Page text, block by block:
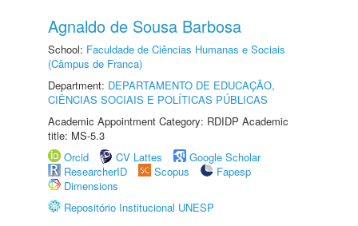
Agnaldo de Sousa Barbosa
School: Faculdade de Ciências Humanas e Sociais
(Câmpus de Franca)
Department: DEPARTAMENTO DE EDUCAÇÃO,
CIÊNCIAS SOCIAIS E POLÍTICAS PÚBLICAS
Academic Appointment Category: RDIDP Academic
title: MS-5.3
Orcid
CV Lattes
Google Scholar
ResearcherID
Scopus
Fapesp
Dimensions
Repositório Institucional UNESP